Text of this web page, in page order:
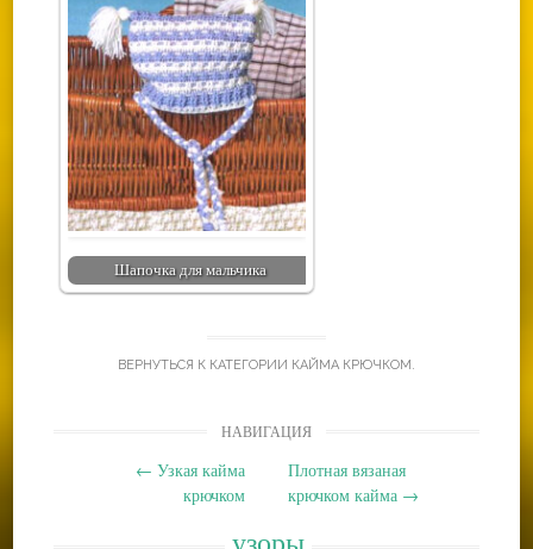
Шапочка для мальчика
ВЕРНУТЬСЯ К КАТЕГОРИИ КАЙМА КРЮЧКОМ.
НАВИГАЦИЯ
← Узкая кайма
крючком
Плотная вязаная
крючком кайма →